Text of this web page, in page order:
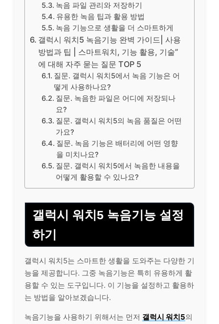
녹음 파일 관리와 저장하기
유용한 녹음 팁과 활용 방법
녹음 기능으로 생활을 더 스마트하게
갤럭시 워치5 녹음기능 완벽 가이드| 사용
방법과 팁 | 스마트워치, 기능 활용, 기술”
에 대해 자주 묻는 질문 TOP 5
질문. 갤럭시 워치5에서 녹음 기능은 어
떻게 사용하나요?
질문. 녹음한 파일은 어디에 저장되나
요?
질문. 갤럭시 워치5의 녹음 품질은 어떤
가요?
질문. 녹음 기능은 배터리에 어떤 영향
을 미치나요?
질문. 갤럭시 워치5에서 녹음한 내용을
어떻게 활용할 수 있나요?
갤럭시 워치5 녹음기능 설정
하기
갤럭시 워치5는 스마트한 생활을 도와주는 다양한 기
능을 제공합니다. 그중 녹음기능은 특히 유용하게 활
용할 수 있는 도구입니다. 이 기능을 설정하고 활용하
는 방법을 알아보겠습니다.
녹음기능을 사용하기 위해서는 먼저 갤럭시 워치5의